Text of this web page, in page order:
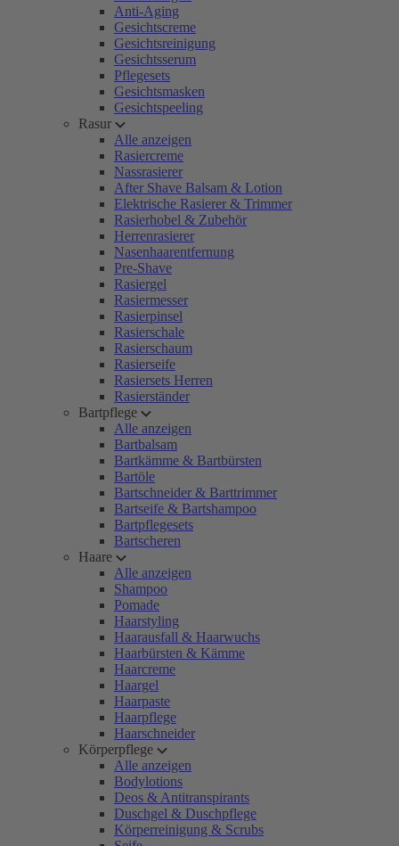
Anti-Aging
Gesichtscreme
Gesichtsreinigung
Gesichtsserum
Pflegesets
Gesichtsmasken
Gesichtspeeling
Rasur
Alle anzeigen
Rasiercreme
Nassrasierer
After Shave Balsam & Lotion
Elektrische Rasierer & Trimmer
Rasierhobel & Zubehör
Herrenrasierer
Nasenhaarentfernung
Pre-Shave
Rasiergel
Rasiermesser
Rasierpinsel
Rasierschale
Rasierschaum
Rasierseife
Rasiersets Herren
Rasierständer
Bartpflege
Alle anzeigen
Bartbalsam
Bartkämme & Bartbürsten
Bartöle
Bartschneider & Barttrimmer
Bartseife & Bartshampoo
Bartpflegesets
Bartscheren
Haare
Alle anzeigen
Shampoo
Pomade
Haarstyling
Haarausfall & Haarwuchs
Haarbürsten & Kämme
Haarcreme
Haargel
Haarpaste
Haarpflege
Haarschneider
Körperpflege
Alle anzeigen
Bodylotions
Deos & Antitranspirants
Duschgel & Duschpflege
Körperreinigung & Scrubs